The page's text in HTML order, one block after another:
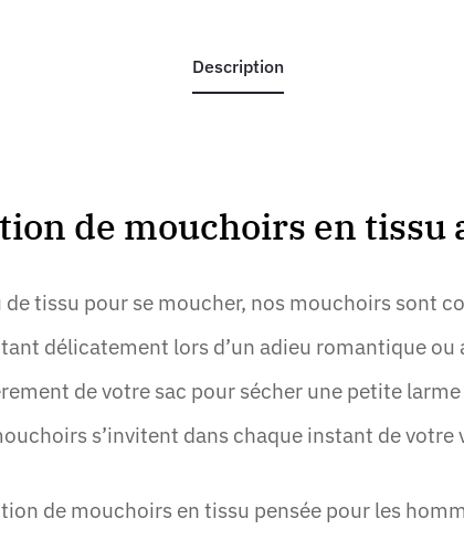
Description
de mouchoirs en tissu
de tissu pour se moucher, nos mouchoirs sont
délicatement lors d’un adieu romantique
de votre sac pour sécher une petite
s’invitent dans chaque instant de votre
de mouchoirs en tissu pensée pour les